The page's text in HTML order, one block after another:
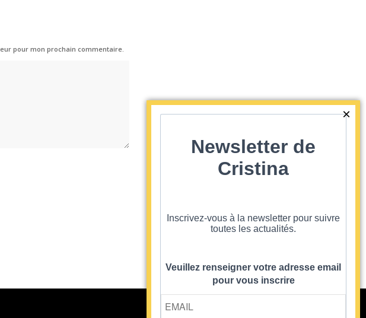
pour mon prochain commentaire.
ARTICLES + ANCIENS>
Newsletter de
Cristina
Inscrivez-vous à la newsletter pour suivre
toutes les actualités.
Veuillez renseigner votre adresse email
pour vous inscrire